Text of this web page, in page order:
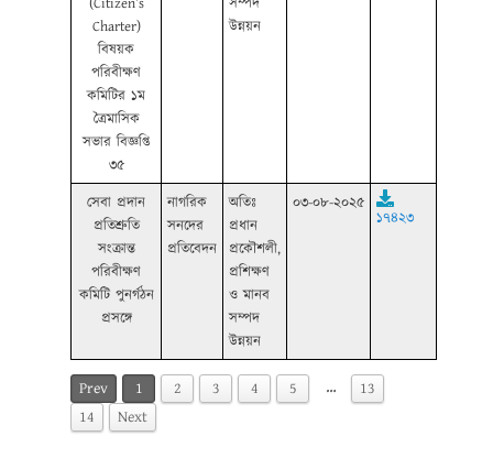
Charter)
বিষয়ক
পরিবীক্ষণ
কমিটির ১ম
ত্রৈমাসিক
সভার বিজ্ঞপ্তি
৩৫
উন্নয়ন
সেবা প্রদান
প্রতিশ্রুতি
সংক্রান্ত
পরিবীক্ষণ
কমিটি পুনর্গঠন
প্রসঙ্গে
নাগরিক
সনদের
প্রতিবেদন
অতিঃ
প্রধান
প্রকৌশলী,
প্রশিক্ষণ
ও মানব
সম্পদ
উন্নয়ন
০৩-০৮-২০২৫
১৭৪২৩
Prev 1 2 3 4 5 …
13
14
Next